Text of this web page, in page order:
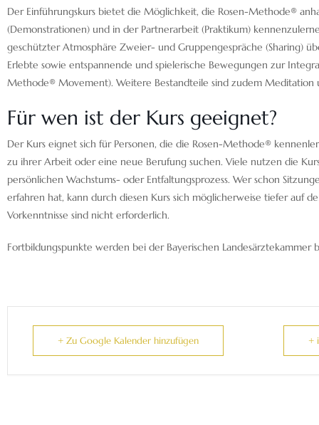
Der Einführungskurs bietet die Möglichkeit, die Rosen-Methode®
(Demonstrationen) und in der Partnerarbeit (Praktikum)
geschützter Atmosphäre Zweier- und Gruppengespräche (Sharing)
Erlebte sowie entspannende und spielerische Bewegungen zur
Methode® Movement). Weitere Bestandteile sind zudem Meditation
Für wen ist der Kurs geeignet?
Der Kurs eignet sich für Personen, die die Rosen-Methode®
zu ihrer Arbeit oder eine neue Berufung suchen. Viele nutzen die
persönlichen Wachstums- oder Entfaltungsprozess. Wer schon
erfahren hat, kann durch diesen Kurs sich möglicherweise tiefer auf
Vorkenntnisse sind nicht erforderlich.
Fortbildungspunkte werden bei der Bayerischen Landesärztekammer
+ Zu Google Kalender hinzufügen +